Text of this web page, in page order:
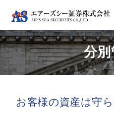
分
お客様の資産は守